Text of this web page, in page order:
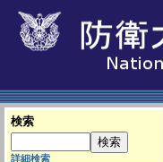
検索
詳細検索